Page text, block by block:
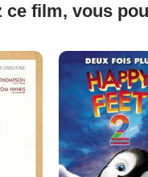
ce film, vous